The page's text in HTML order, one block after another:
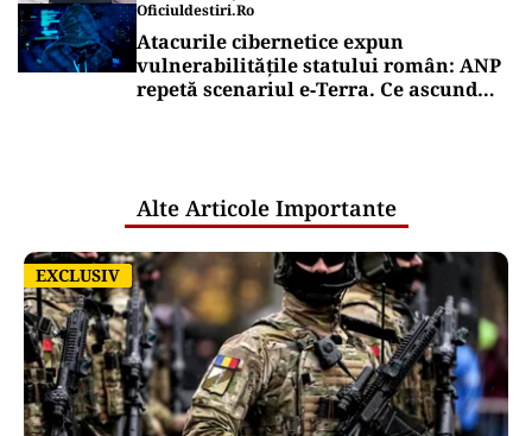
Oficiuldestiri.ro
Atacurile cibernetice expun
vulnerabilitățile statului român: ANP
repetă scenariul e‑Terra. Ce ascund
Alte Articole Importante
EXCLUSIV
EXCLUSIV